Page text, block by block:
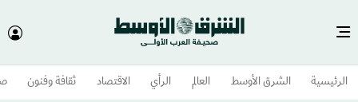
الرئيسية الشرق الأوسط​ العالم الرأي الاقتصاد ثقافة وفنون